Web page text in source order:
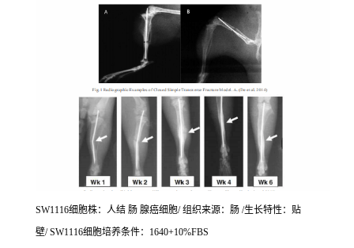
SW1116细胞株：人结 肠 腺癌细胞/ 组织来源：肠 /生长特性：贴
壁/ SW1116细胞培养条件：1640+10%FBS